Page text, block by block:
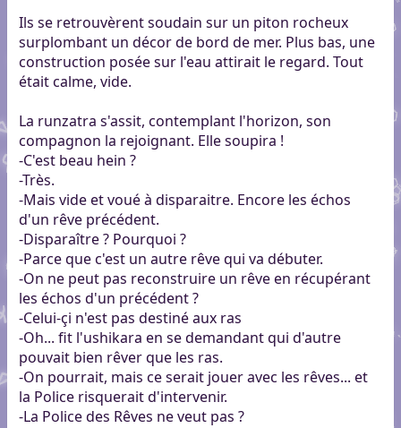
Ils se retrouvèrent soudain sur un piton rocheux
surplombant un décor de bord de mer. Plus bas, une
construction posée sur l'eau attirait le regard. Tout
était calme, vide.
La runzatra s'assit, contemplant l'horizon, son
compagnon la rejoignant. Elle soupira !
-C'est beau hein ?
-Très.
-Mais vide et voué à disparaitre. Encore les échos
d'un rêve précédent.
-Disparaître ? Pourquoi ?
-Parce que c'est un autre rêve qui va débuter.
-On ne peut pas reconstruire un rêve en récupérant
les échos d'un précédent ?
-Celui-çi n'est pas destiné aux ras
-Oh... fit l'ushikara en se demandant qui d'autre
pouvait bien rêver que les ras.
-On pourrait, mais ce serait jouer avec les rêves... et
la Police risquerait d'intervenir.
-La Police des Rêves ne veut pas ?